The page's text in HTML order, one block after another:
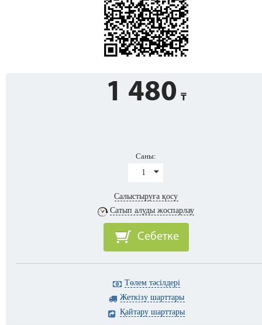
1 480
Саны:
1
Салыстыруға қосу
Сатып алуды жоспарлау
Себетке
Төлем тәсілдері
Жеткізу шарттары
Қайтару шарттары